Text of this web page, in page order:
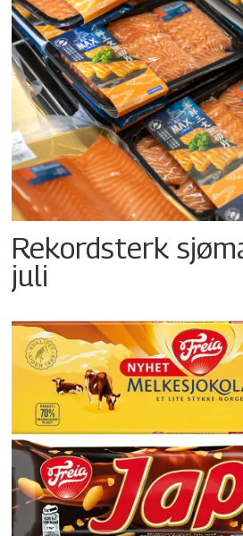
Rekordsterk
juli